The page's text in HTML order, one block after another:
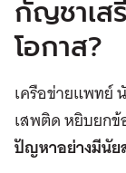
กัญชาเส
โอกาส?
เครือข่ายแพทย์
เสพติด หยิบยกข้
ปัญหาอย่างมีนั